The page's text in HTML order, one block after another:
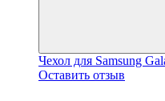
Чехол для Samsung
Оставить отзыв